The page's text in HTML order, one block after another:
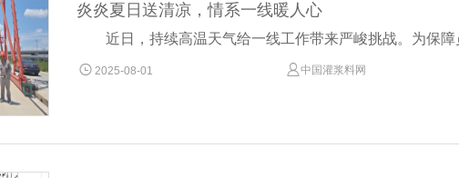
炎炎夏日送清凉，情系一线暖人心
近日，持续高温天气给一线工作带来严峻挑战。为保
 2025-08-01  中国灌浆料网